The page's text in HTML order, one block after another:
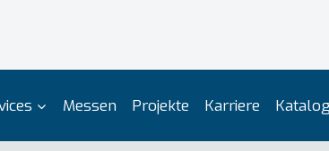
Messen Projekte Karriere Katalog